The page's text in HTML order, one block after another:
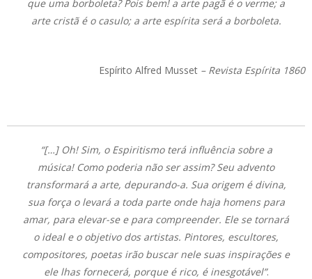
que uma borboleta? Pois bem! a arte pagã é o verme; a
arte cristã é o casulo; a arte espírita será a borboleta.
Espírito Alfred Musset – Revista Espírita 1860
“[…] Oh! Sim, o Espiritismo terá influência sobre a
música! Como poderia não ser assim? Seu advento
transformará a arte, depurando-a. Sua origem é divina,
sua força o levará a toda parte onde haja homens para
amar, para elevar-se e para compreender. Ele se tornará
o ideal e o objetivo dos artistas. Pintores, escultores,
compositores, poetas irão buscar nele suas inspirações e
ele lhas fornecerá, porque é rico, é inesgotável”.